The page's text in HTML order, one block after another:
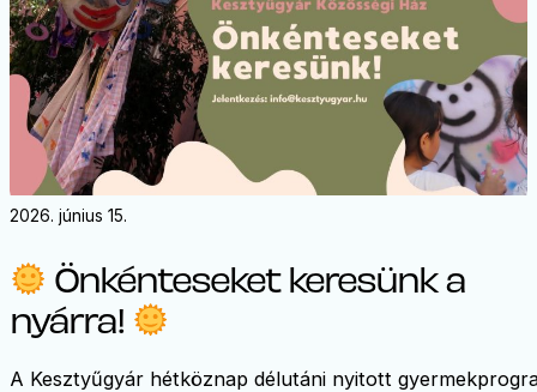
2026. június 15.
Önkénteseket keresünk a
nyárra!
A Kesztyűgyár hétköznap délutáni nyitott